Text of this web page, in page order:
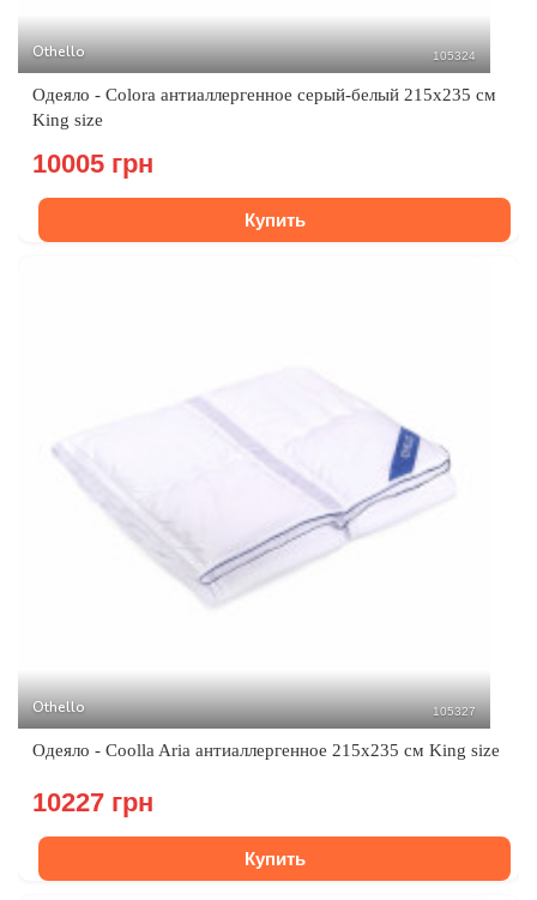
Othello 105324
Одеяло - Colora антиаллергенное серый-белый 215х235 см
King size
10005 грн
Купить
Othello 105327
Одеяло - Coolla Aria антиаллергенное 215х235 см King size
10227 грн
Купить